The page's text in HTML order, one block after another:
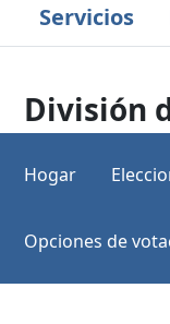
Servicios
División
Hogar
Opciones de